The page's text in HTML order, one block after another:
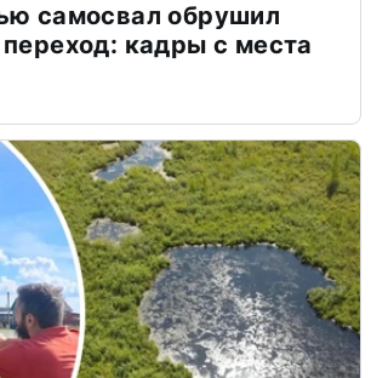
самосвал обрушил
кадры с места